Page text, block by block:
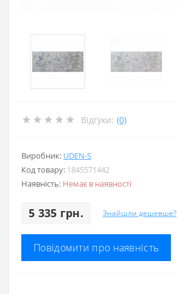
Відгуки: (0)
Виробник: UDEN-S
Код товару: 1845571442
Наявність: Немає в наявності
5 335 грн. Знайшли дешевше?
Повідомити про наявність